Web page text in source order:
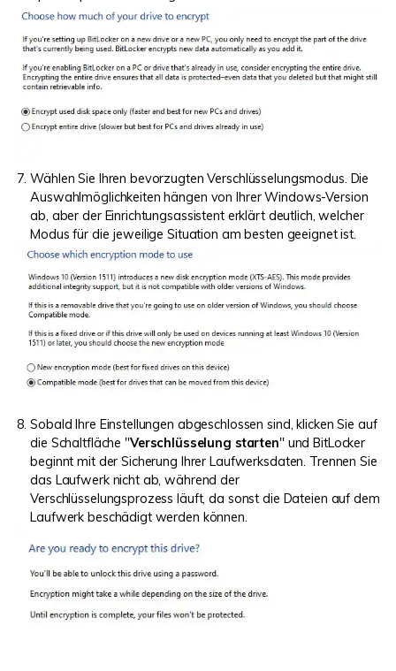
Wählen Sie Ihren bevorzugten Verschlüsselungsmodus. Die
Auswahlmöglichkeiten hängen von Ihrer Windows-Version
ab, aber der Einrichtungsassistent erklärt deutlich, welcher
Modus für die jeweilige Situation am besten geeignet ist.
Sobald Ihre Einstellungen abgeschlossen sind, klicken Sie auf
die Schaltfläche "Verschlüsselung starten" und BitLocker
beginnt mit der Sicherung Ihrer Laufwerksdaten. Trennen Sie
das Laufwerk nicht ab, während der
Verschlüsselungsprozess läuft, da sonst die Dateien auf dem
Laufwerk beschädigt werden können.